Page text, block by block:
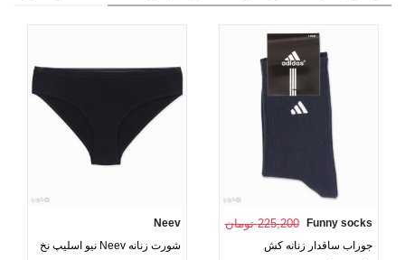
Funny socks 225,200 تومان
جوراب ساقدار زنانه کش
Neev
شورت زنانه Neev نیو اسلیپ نخ